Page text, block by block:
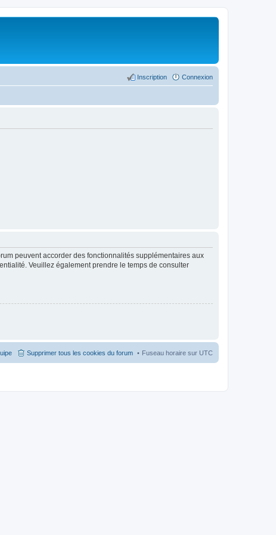
Connexion
Inscription
peuvent accorder des fonctionnalités supplémentaires aux
Veuillez également prendre le temps de consulter
Fuseau horaire sur UTC
Supprimer tous les cookies du forum